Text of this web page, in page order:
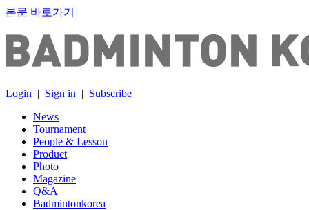
본문 바로가기
Login | Sign in | Subscribe
News
Tournament
People & Lesson
Product
Photo
Magazine
Q&A
Badmintonkorea